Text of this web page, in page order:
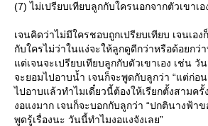
(7) ไม่เปรียบเทียบลูกกับใครนอกจากตัวเขาเอ
เจนคิดว่าไม่มีใครชอบถูกเปรียบเทียบ เจนเอง
กับใครไม่ว่าในแง่จะให้ลูกดูดีกว่าหรือด้อยกว่
ต่เจนจะเปรียบเทียบลูกกับตัวเขาเอง เช่น วั
จะยอมไปอาบน้ำ เจนก็จะพูดกับลูกว่า “แต่ก่อ
ไปอาบแล้วทำไมเดี๋ยวนี้ต้องให้เรียกตั้งสามค
งอแงมาก เจนก็จะบอกกับลูกว่า “ปกตินางฟ้า
พูดรู้เรื่องนะ วันนี้ทำไมงอแงจังเลย”